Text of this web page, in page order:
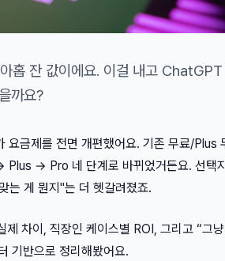
홉 잔 값이에요. 이걸 내고 ChatGPT
까요?
금제를 전면 개편했어요. 기존 무료/Plus
→ Pro 네 단계로 바뀌었거든요. 선택
는 게 뭔지"는 더 헷갈려졌죠.
제 차이, 직장인 케이스별 ROI, 그리고 “그
기반으로 정리해봤어요.